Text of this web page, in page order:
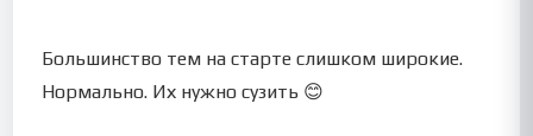
Большинство тем на старте слишком широкие.
Нормально. Их нужно сузить 😊